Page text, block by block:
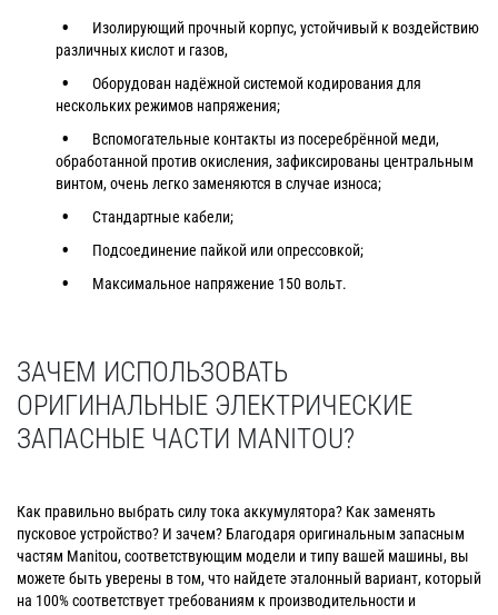
Изолирующий прочный корпус, устойчивый к воздействию
различных кислот и газов,
Оборудован надёжной системой кодирования для
нескольких режимов напряжения;
Вспомогательные контакты из посеребрённой меди,
обработанной против окисления, зафиксированы центральным
винтом, очень легко заменяются в случае износа;
Стандартные кабели;
Подсоединение пайкой или опрессовкой;
Максимальное напряжение 150 вольт.
ЗАЧЕМ ИСПОЛЬЗОВАТЬ
ОРИГИНАЛЬНЫЕ ЭЛЕКТРИЧЕСКИЕ
ЗАПАСНЫЕ ЧАСТИ MANITOU?
Как правильно выбрать силу тока аккумулятора? Как заменять
пусковое устройство? И зачем? Благодаря оригинальным запасным
частям Manitou, соответствующим модели и типу вашей машины, вы
можете быть уверены в том, что найдете эталонный вариант, который
на 100% соответствует требованиям к производительности и